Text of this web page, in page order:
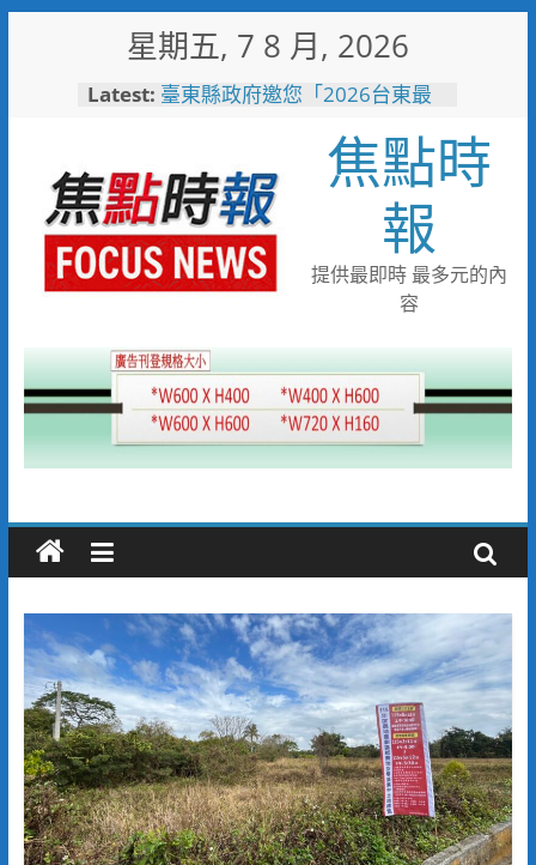
星期五, 7 8 月, 2026
Latest: 臺東縣政府邀您「2026台東最
森林與濱海夏季涼感 台中山
海露營消暑趣
台中市代表隊在花蓮綻放青春與
夢想 2026國際少年運動會勇奪
8金6銀6銅
宜蘭童玩節玩水後吃什麼？礁溪
「動涮」宜蘭獨家溫體牛、豬、
方埋伏收網 查扣手機揪出幕後
黑手
焦點時
報
提供最即時 最多元的內
容